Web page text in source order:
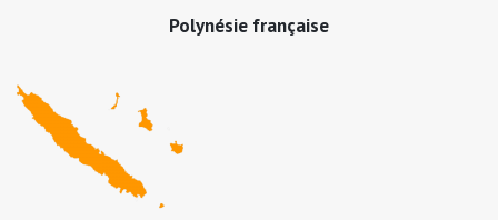
Polynésie française